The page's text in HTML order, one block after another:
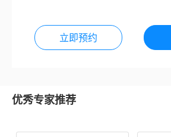
立即预约
优秀专家推荐